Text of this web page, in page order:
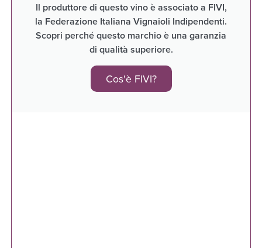
Il produttore di questo vino è associato a FIVI,
la Federazione Italiana Vignaioli Indipendenti.
Scopri perché questo marchio è una garanzia
di qualità superiore.
Cos'è FIVI?